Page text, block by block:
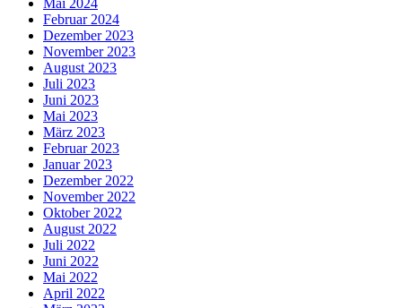
Februar 2024
Dezember 2023
November 2023
August 2023
Juli 2023
Juni 2023
Mai 2023
März 2023
Februar 2023
Januar 2023
Dezember 2022
November 2022
Oktober 2022
August 2022
Juli 2022
Juni 2022
Mai 2022
April 2022